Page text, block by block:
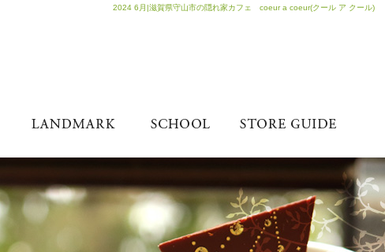
2024 6月|滋賀県守山市の隠れ家カフェ coeur a coeur(クール ア クール)